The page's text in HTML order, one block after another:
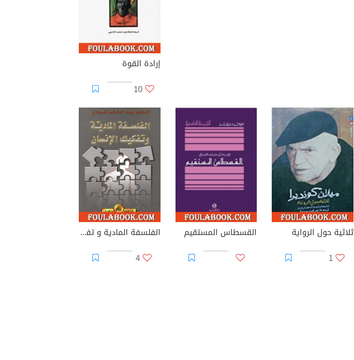
إرادة القوة
10
ثلاثية حول الرواية
1
القسطاس المستقيم
الفلسفة المادية و تفكيك الإنسان
4